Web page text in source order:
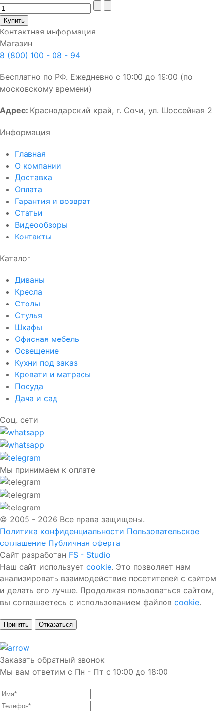
Контактная информация
Магазин
8 (800) 100 - 08 - 94
Бесплатно по РФ. Ежедневно с 10:00 до 19:00 (по
московскому времени)
Адрес: Краснодарский край, г. Сочи, ул. Шоссейная 2
Информация
Главная
О компании
Доставка
Оплата
Гарантия и возврат
Статьи
Видеообзоры
Контакты
Каталог
Диваны
Кресла
Столы
Стулья
Шкафы
Офисная мебель
Освещение
Кухни под заказ
Кровати и матрасы
Посуда
Дача и сад
Соц. сети
Мы принимаем к оплате
© 2005 - 2026 Все права защищены.
Политика конфиденциальности Пользовательское
соглашение Публичная оферта
Сайт разработан FS - Studio
Наш сайт использует cookie. Это позволяет нам
анализировать взаимодействие посетителей с сайтом
и делать его лучше. Продолжая пользоваться сайтом,
вы соглашаетесь с использованием файлов cookie.
Принять Отказаться
Заказать обратный звонок
Мы вам ответим с Пн - Пт с 10:00 до 18:00